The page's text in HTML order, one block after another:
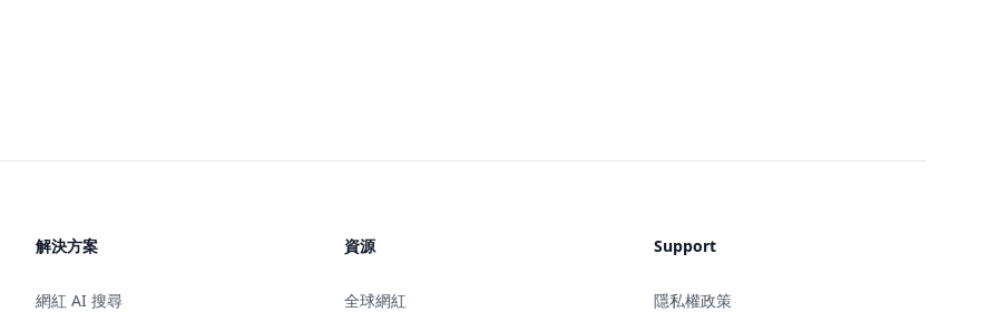
解決方案
網紅 AI 搜尋
資源
全球網紅
Support
隱私權政策